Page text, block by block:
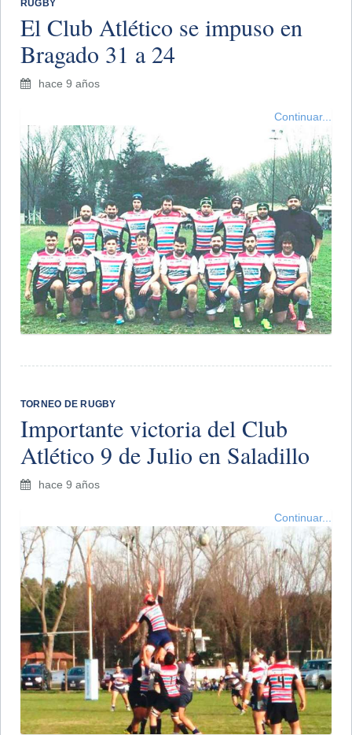
RUGBY
El Club Atlético se impuso en
Bragado 31 a 24
hace 9 años
Continuar...
TORNEO DE RUGBY
Importante victoria del Club
Atlético 9 de Julio en Saladillo
hace 9 años
Continuar...